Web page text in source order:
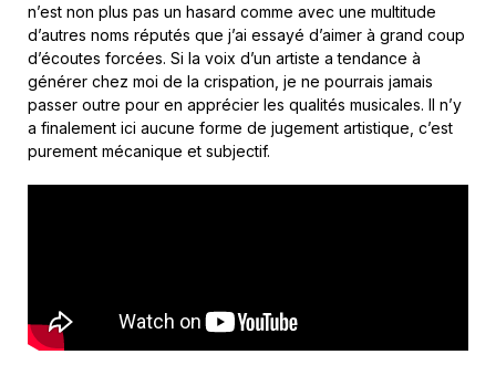
n’est non plus pas un hasard comme avec une multitude
d’autres noms réputés que j’ai essayé d’aimer à grand coup
d’écoutes forcées. Si la voix d’un artiste a tendance à
générer chez moi de la crispation, je ne pourrais jamais
passer outre pour en apprécier les qualités musicales. Il n’y
a finalement ici aucune forme de jugement artistique, c’est
purement mécanique et subjectif.